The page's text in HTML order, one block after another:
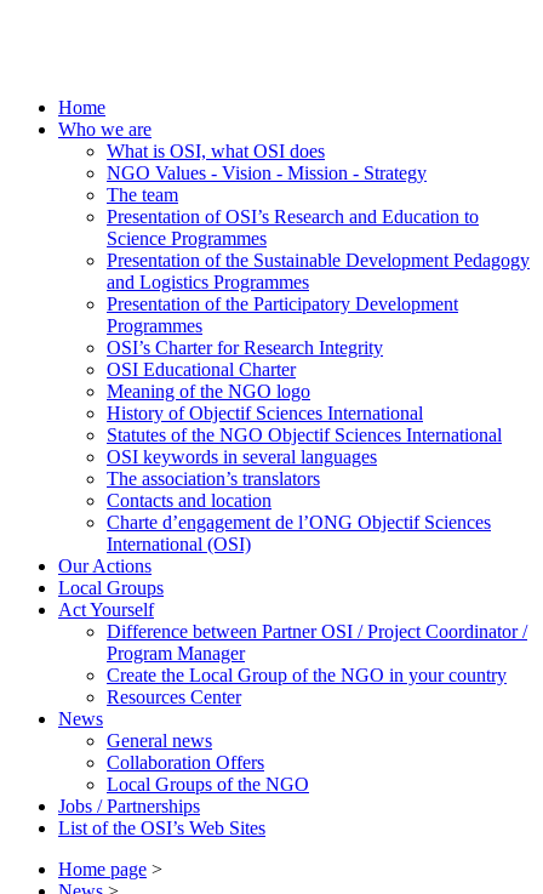
Home
Who we are
What is OSI, what OSI does
NGO Values - Vision - Mission - Strategy
The team
Presentation of OSI’s Research and Education to
Science Programmes
Presentation of the Sustainable Development Pedagogy
and Logistics Programmes
Presentation of the Participatory Development
Programmes
OSI’s Charter for Research Integrity
OSI Educational Charter
Meaning of the NGO logo
History of Objectif Sciences International
Statutes of the NGO Objectif Sciences International
OSI keywords in several languages
The association’s translators
Contacts and location
Charte d’engagement de l’ONG Objectif Sciences
International (OSI)
Our Actions
Local Groups
Act Yourself
Difference between Partner OSI / Project Coordinator /
Program Manager
Create the Local Group of the NGO in your country
Resources Center
News
General news
Collaboration Offers
Local Groups of the NGO
Jobs / Partnerships
List of the OSI’s Web Sites
Home page >